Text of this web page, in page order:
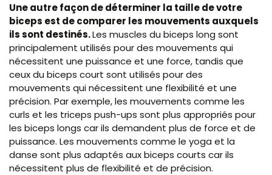
Une autre façon de déterminer la taille de votre
biceps est de comparer les mouvements auxquels
ils sont destinés.Les muscles du biceps long sont
principalement utilisés pour des mouvements qui
nécessitent une puissance et une force, tandis que
ceux du biceps court sont utilisés pour des
mouvements qui nécessitent une flexibilité et une
précision. Par exemple, les mouvements comme les
curls et les triceps push-ups sont plus appropriés pour
les biceps longs car ils demandent plus de force et de
puissance. Les mouvements comme le yoga et la
danse sont plus adaptés aux biceps courts car ils
nécessitent plus de flexibilité et de précision.